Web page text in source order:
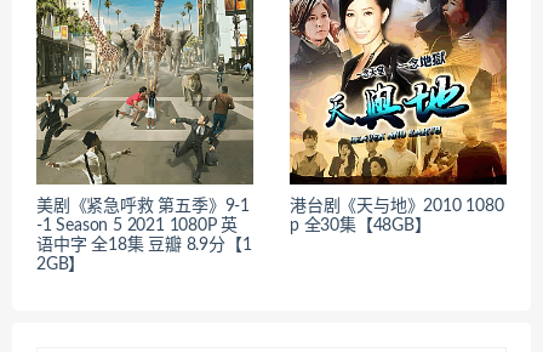
美剧《紧急呼救 第五季》9-1
-1 Season 5 2021 1080P 英
语中字 全18集 豆瓣 8.9分【1
2GB】
港台剧《天与地》2010 1080
p 全30集【48GB】